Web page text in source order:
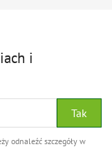
i
odnaleźć szczegóły w